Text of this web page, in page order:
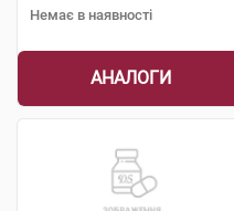
Немає в наявності
АНАЛОГИ